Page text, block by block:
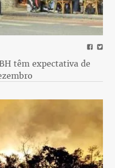
têm expectativa de